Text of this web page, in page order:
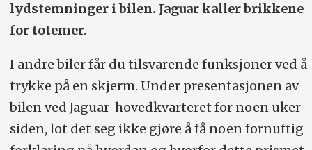
lydstemninger i bilen. Jaguar kaller brikkene
for totemer.
I andre biler får du tilsvarende funksjoner ved å
trykke på en skjerm. Under presentasjonen av
bilen ved Jaguar-hovedkvarteret for noen uker
siden, lot det seg ikke gjøre å få noen fornuftig